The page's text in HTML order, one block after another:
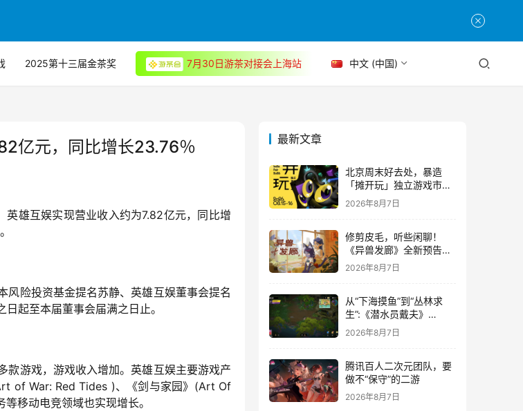
2025第十三届金茶奖 7月30日游茶对接会上海站 中文 (中国)
亿元，同比增长23.76％
雄互娱实现营业收入约为7.82亿元，同比增
险投资基金提名苏静、英雄互娱董事会提名
起至本届董事会届满之日止。
游戏，游戏收入增加。英雄互娱主要游戏产
of War: Red Tides )、《剑与家园》(Art Of
移动电竞领域也实现增长。
最新文章
北京周末好去处，暴造
「摊开玩」独立游戏市集
正式开票！
2026年8月7日
修剪皮毛，听些闲聊！
《异兽发廊》全新预告与
Steam免费试玩公开
2026年8月7日
从“下海摸鱼”到“丛林求
生”:《潜水员戴夫》
DLC《丛林》移动端定档
8月14日
2026年8月7日
腾讯百人二次元团队，要
做不“保守”的二游
2026年8月7日